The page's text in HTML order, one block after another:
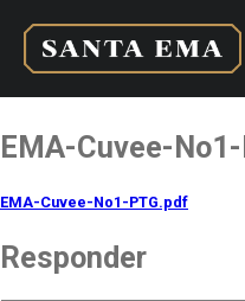
EMA-Cuvee-
EMA-Cuvee-No1-PTG.pdf
Responder